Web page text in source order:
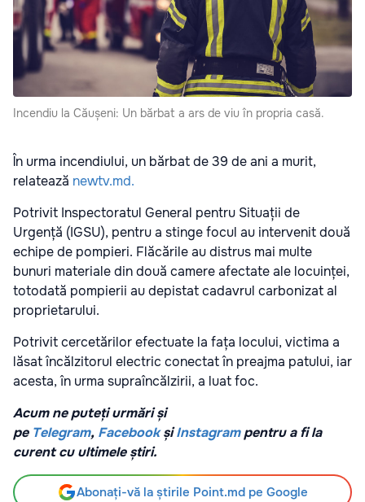
Incendiu la Căușeni: Un bărbat a ars de viu în propria casă.
În urma incendiului, un bărbat de 39 de ani a murit,
relatează newtv.md.
Potrivit Inspectoratul General pentru Situații de
Urgență (IGSU), pentru a stinge focul au intervenit două
echipe de pompieri. Flăcările au distrus mai multe
bunuri materiale din două camere afectate ale locuinței,
totodată pompierii au depistat cadavrul carbonizat al
proprietarului.
Potrivit cercetărilor efectuate la fața locului, victima a
lăsat încălzitorul electric conectat în preajma patului, iar
acesta, în urma supraîncălzirii, a luat foc.
Acum ne puteți urmări și
pe Telegram, FacebookșiInstagrampentru a fi la
curent cu ultimele știri.
Abonați-vă la știrile Point.md pe Google